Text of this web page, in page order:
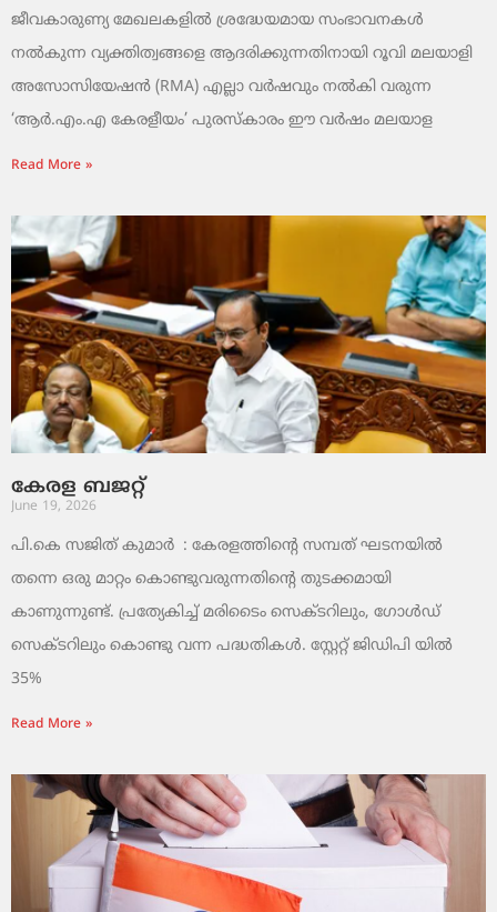
ജീവകാരുണ്യ മേഖലകളിൽ ശ്രദ്ധേയമായ സംഭാവനകൾ
നൽകുന്ന വ്യക്തിത്വങ്ങളെ ആദരിക്കുന്നതിനായി റൂവി മലയാളി
അസോസിയേഷൻ (RMA) എല്ലാ വർഷവും നൽകി വരുന്ന
‘ആർ.എം.എ കേരളീയം’ പുരസ്‌കാരം ഈ വർഷം മലയാള
Read More »
കേരള ബജറ്റ്
June 19, 2026
പി.കെ സജിത് കുമാര്‍ : കേരളത്തിന്റെ സമ്പത് ഘടനയിൽ
തന്നെ ഒരു മാറ്റം കൊണ്ടുവരുന്നതിന്റെ തുടക്കമായി
കാണുന്നുണ്ട്. പ്രത്യേകിച്ച് മരിടൈം സെക്ടറിലും, ഗോൾഡ്
സെക്ടറിലും കൊണ്ടു വന്ന പദ്ധതികൾ. സ്റ്റേറ്റ് ജിഡിപി യിൽ
35%
Read More »